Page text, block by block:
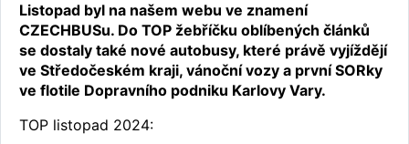
Listopad byl na našem webu ve znamení
CZECHBUSu. Do TOP žebříčku oblíbených článků
se dostaly také nové autobusy, které právě vyjíždějí
ve Středočeském kraji, vánoční vozy a první SORky
ve flotile Dopravního podniku Karlovy Vary.
TOP listopad 2024: